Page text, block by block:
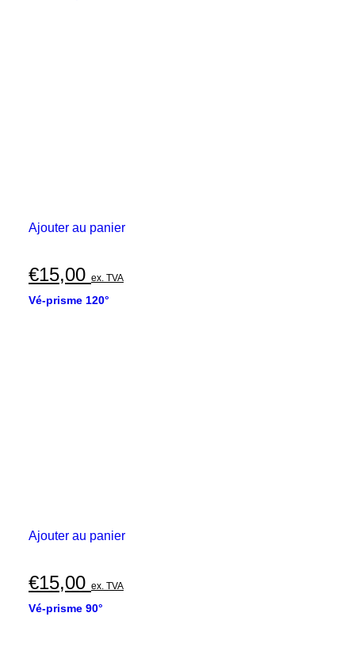
Ajouter au panier
€15,00 ex. TVA
Vé-prisme 120°
Ajouter au panier
€15,00 ex. TVA
Vé-prisme 90°